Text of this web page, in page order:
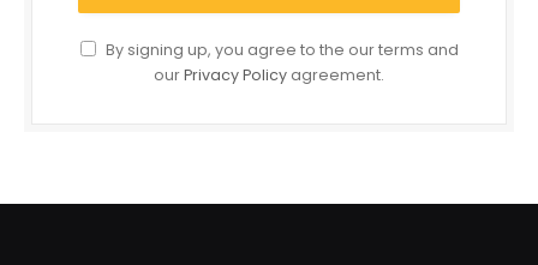
By signing up, you agree to the our terms and
ourPrivacy Policy agreement.